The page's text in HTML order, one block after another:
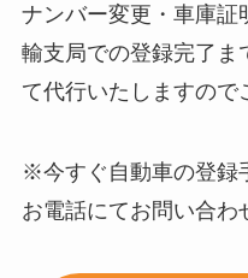
ナンバー変更・車庫証
輸支局での登録完了ま
て代行いたしますので
※今すぐ自動車の登録
お電話にてお問い合わ